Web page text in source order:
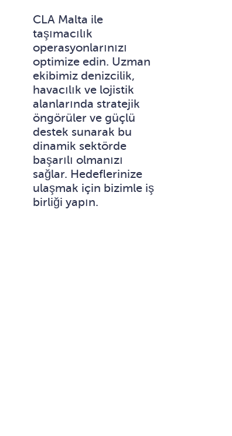
CLA Malta ile
taşımacılık
operasyonlarınızı
optimize edin. Uzman
ekibimiz denizcilik,
havacılık ve lojistik
alanlarında stratejik
öngörüler ve güçlü
destek sunarak bu
dinamik sektörde
başarılı olmanızı
sağlar. Hedeflerinize
ulaşmak için bizimle iş
birliği yapın.